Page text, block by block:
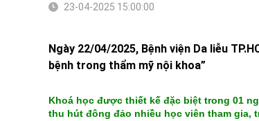
23-04-2025 15:00:00
Ngày 22/04/2025, Bệnh viện Da liễu
bệnh trong thẩm mỹ nội khoa”
Khoá học được thiết kế đặc biệt trong 01
thu hút đông đảo nhiều học viên tham gia,